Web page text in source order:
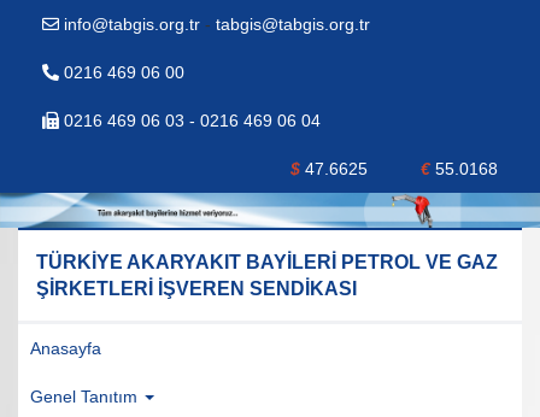
info@tabgis.org.tr - tabgis@tabgis.org.tr
0216 469 06 00
0216 469 06 03 - 0216 469 06 04
$ 47.6625 €55.0168
TÜRKİYE AKARYAKIT BAYİLERİ PETROL VE GAZ
ŞİRKETLERİ İŞVEREN SENDİKASI
Anasayfa
Genel Tanıtım